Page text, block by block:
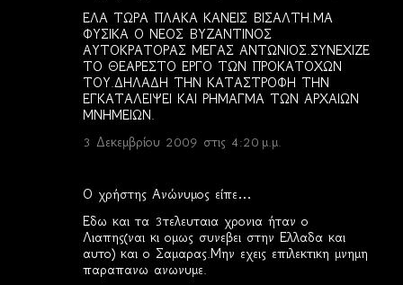
ΕΛΑ ΤΩΡΑ ΠΛΑΚΑ ΚΑΝΕΙΣ ΒΙΣΑΛΤΗ.ΜΑ
ΦΥΣΙΚΑ Ο ΝΕΟΣ ΒΥΖΑΝΤΙΝΟΣ
ΑΥΤΟΚΡΑΤΟΡΑΣ ΜΕΓΑΣ ΑΝΤΩΝΙΟΣ.ΣΥΝΕΧΙΖΕ
ΤΟ ΘΕΑΡΕΣΤΟ ΕΡΓΟ ΤΩΝ ΠΡΟΚΑΤΟΧΩΝ
ΤΟΥ.ΔΗΛΑΔΗ ΤΗΝ ΚΑΤΑΣΤΡΟΦΗ ΤΗΝ
ΕΓΚΑΤΑΛΕΙΨΕΙ ΚΑΙ ΡΗΜΑΓΜΑ ΤΩΝ ΑΡΧΑΙΩΝ
ΜΝΗΜΕΙΩΝ.
3 Δεκεμβρίου 2009 στις 4:20 μ.μ.
Ο χρήστης Ανώνυμος είπε…
Εδω και τα 3τελευταια χρονια ήταν ο
Λιαπης(ναι κι ομως συνεβει στην Ελλαδα και
αυτο) και ο Σαμαρας.Μην εχεις επιλεκτικη μνημη
παραπανω ανωνυμε.